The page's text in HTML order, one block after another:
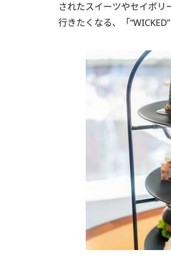
されたスイーツやセイボ
行きたくなる、「